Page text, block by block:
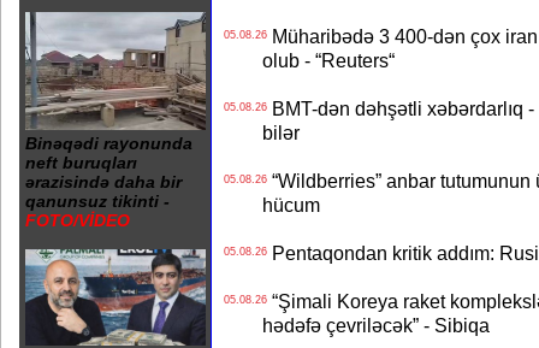
Binəqədi rayonunda
neft buruqları
ərazisində daha bir
qanunsuz tikinti -
FOTO/VİDEO
05.08.26Müharibədə 3 400-dən çox
olub - “Reuters“
05.08.26BMT-dən dəhşətli xəbərdarlıq
bilər
05.08.26“Wildberries” anbar tutumunun
hücum
05.08.26Pentaqondan kritik addım:
05.08.26“Şimali Koreya raket
hədəfə çevriləcək” - Sibiqa